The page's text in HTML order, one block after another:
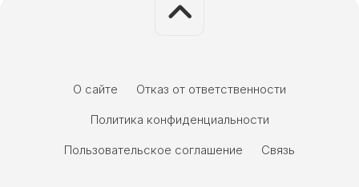
О сайте
Отказ от ответственности
Политика конфиденциальности
Пользовательское соглашение
Связь